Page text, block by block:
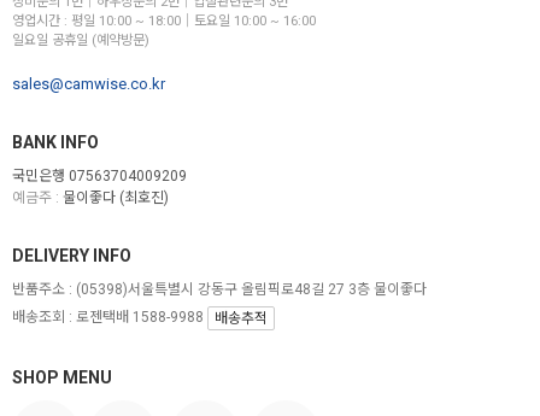
영업시간 : 평일 10:00 ~ 18:00│토요일 10:00 ~ 16:00
일요일 공휴일 (예약방문)
sales@camwise.co.kr
BANK INFO
국민은행 07563704009209
예금주 : 물이좋다 (최호진)
SHOP MENU
DELIVERY INFO
반품주소 : (05398)서울특별시 강동구 올림픽로48길 27 3층 물이좋다
배송조회 : 로젠택배 1588-9988
배송추적